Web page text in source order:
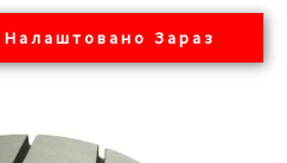
Налаштовано Зараз